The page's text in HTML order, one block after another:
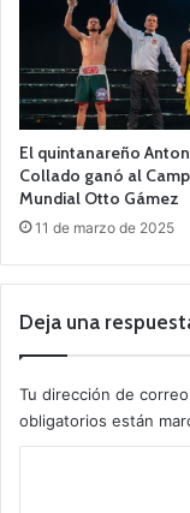
El quintanareño
Collado ganó al
Mundial Otto Gámez
11 de marzo de 2025
Deja una
Tu dirección de
obligatorios están